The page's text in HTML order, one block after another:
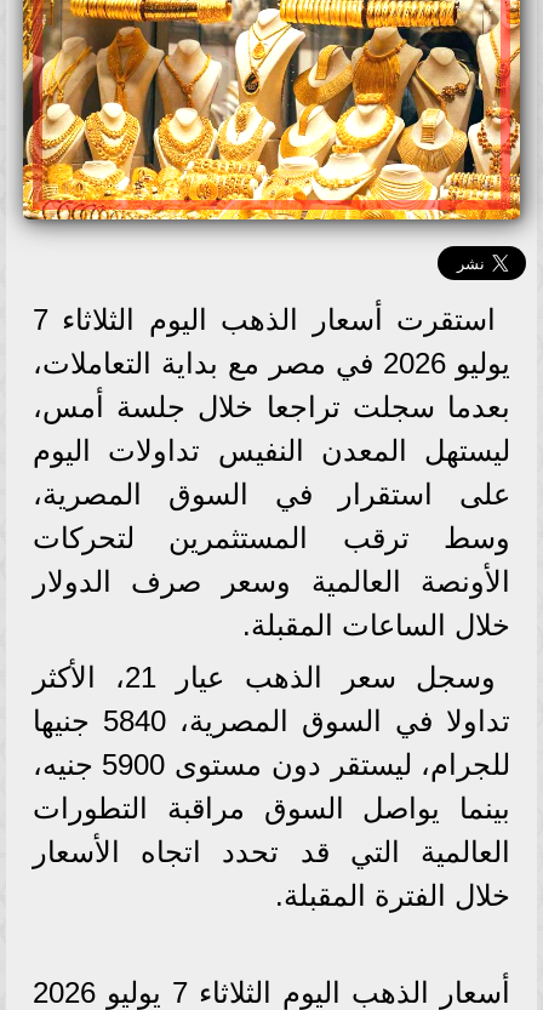
استقرت أسعار الذهب اليوم الثلاثاء 7
يوليو 2026 في مصر مع بداية التعاملات،
بعدما سجلت تراجعا خلال جلسة أمس،
ليستهل المعدن النفيس تداولات اليوم
على استقرار في السوق المصرية،
وسط ترقب المستثمرين لتحركات
الأونصة العالمية وسعر صرف الدولار
خلال الساعات المقبلة.
وسجل سعر الذهب عيار 21، الأكثر
تداولا في السوق المصرية، 5840 جنيها
للجرام، ليستقر دون مستوى 5900 جنيه،
بينما يواصل السوق مراقبة التطورات
العالمية التي قد تحدد اتجاه الأسعار
خلال الفترة المقبلة.
أسعار الذهب اليوم الثلاثاء 7 يوليو 2026